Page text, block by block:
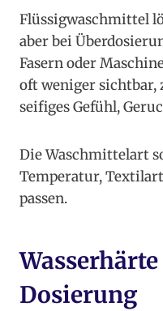
Flüssigwaschmittel
aber bei
Fasern oder
oft weniger sichtbar,
seifiges Gefühl,
Die Waschmittelart
Temperatur,
passen.
Dosierung